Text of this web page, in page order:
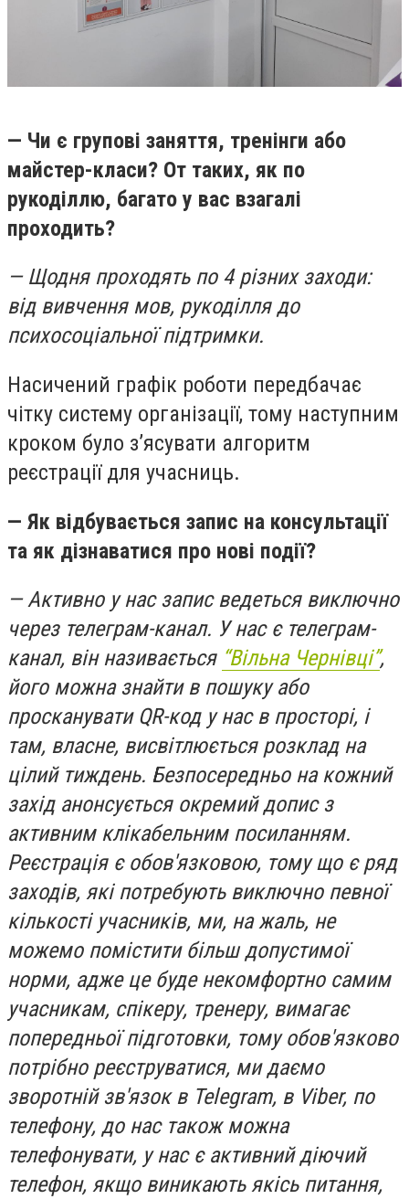
— Чи є групові заняття, тренінги або
майстер-класи? От таких, як по
рукоділлю, багато у вас взагалі
проходить?
— Щодня проходять по 4 різних заходи:
від вивчення мов, рукоділля до
психосоціальної підтримки.
Насичений графік роботи передбачає
чітку систему організації, тому наступним
кроком було з’ясувати алгоритм
реєстрації для учасниць.
— Як відбувається запис на консультації
та як дізнаватися про нові події?
— Активно у нас запис ведеться виключно
через телеграм-канал. У нас є телеграм-
канал, він називається “Вільна Чернівці”,
його можна знайти в пошуку або
просканувати QR-код у нас в просторі, і
там, власне, висвітлюється розклад на
цілий тиждень. Безпосередньо на кожний
захід анонсується окремий допис з
активним клікабельним посиланням.
Реєстрація є обов'язковою, тому що є ряд
заходів, які потребують виключно певної
кількості учасників, ми, на жаль, не
можемо помістити більш допустимої
норми, адже це буде некомфортно самим
учасникам, спікеру, тренеру, вимагає
попередньої підготовки, тому обов'язково
потрібно реєструватися, ми даємо
зворотній зв'язок в Telegram, в Viber, по
телефону, до нас також можна
телефонувати, у нас є активний діючий
телефон, якщо виникають якісь питання,